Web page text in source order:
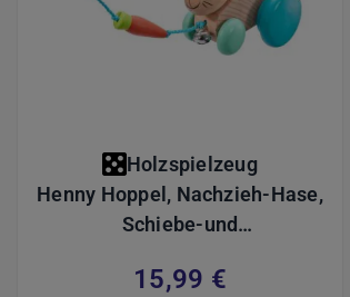
Holzspielzeug
Henny Hoppel, Nachzieh-Hase,
Schiebe-und
Glöckchen aus Holz, 13 cm
15,99 €